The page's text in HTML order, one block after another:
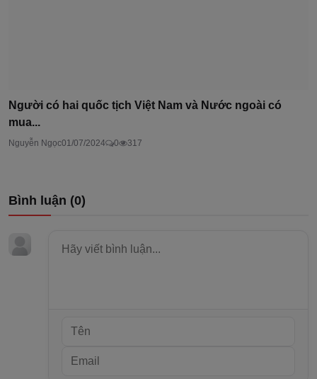
Người có hai quốc tịch Việt Nam và Nước ngoài có
mua...
Nguyễn Ngọc01/07/2024 0 317
Bình luận (0)